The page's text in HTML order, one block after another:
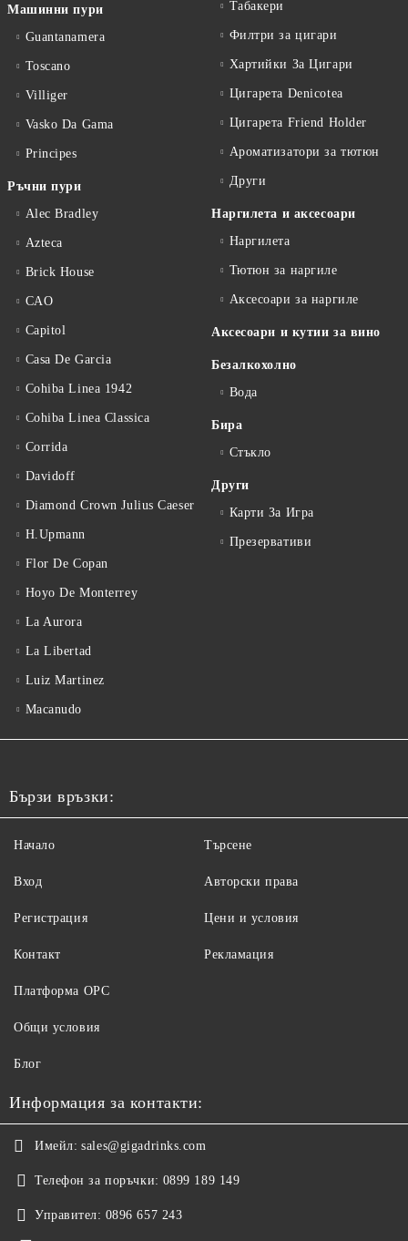
Машинни пури
Guantanamera
Toscano
Villiger
Vasko Da Gama
Principes
Ръчни пури
Alec Bradley
Azteca
Brick House
CAO
Capitol
Casa De Garcia
Cohiba Linea 1942
Cohiba Linea Classica
Corrida
Davidoff
Diamond Crown Julius Caeser
H.Upmann
Flor De Copan
Hoyo De Monterrey
La Aurora
La Libertad
Luiz Martinez
Macanudo
Табакери
Филтри за цигари
Хартийки За Цигари
Цигарета Denicotea
Цигарета Friend Holder
Ароматизатори за тютюн
Други
Наргилета и аксесоари
Наргилета
Тютюн за наргиле
Аксесоари за наргиле
Аксесоари и кутии за вино
Безалкохолно
Вода
Бира
Стъкло
Други
Карти За Игра
Презервативи
Бързи връзки:
Начало
Вход
Регистрация
Контакт
Търсене
Авторски права
Цени и условия
Рекламация
Платформа ОРС
Общи условия
Блог
Информация за контакти:
Имейл: sales@gigadrinks.com
Телефон за поръчки: 0899 189 149
Управител: 0896 657 243